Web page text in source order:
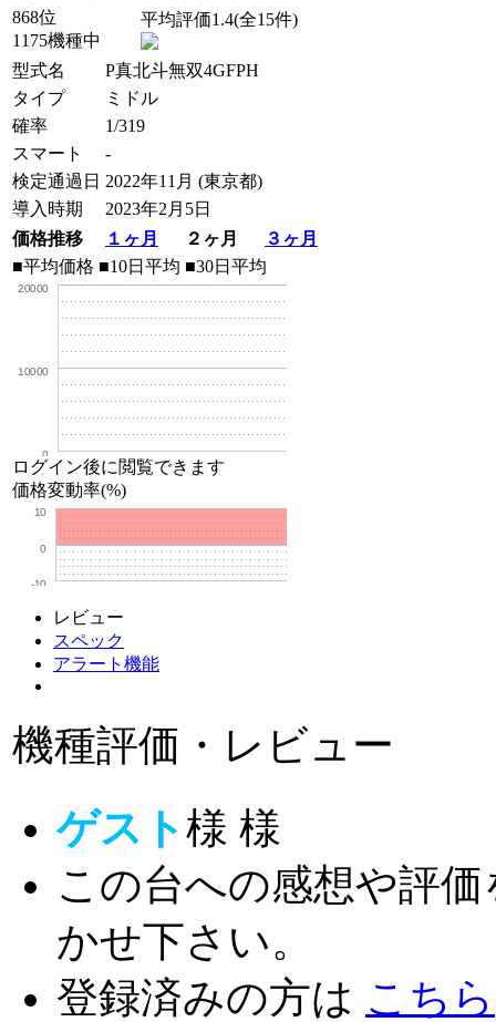
868位
1175機種中
平均評価1.4(全15件)
型式名
P真北斗無双4GFPH
タイプ
ミドル
確率
1/319
スマート
-
検定通過日 2022年11月 (東京都)
導入時期
2023年2月5日
価格推移
１ヶ月 ２ヶ月
３ヶ月
■平均価格 ■10日平均 ■30日平均
0
10000
20000
ログイン後に閲覧できます
価格変動率(%)
-10
0
10
レビュー
スペック
アラート機能
機種評価・レビュー
ゲスト様 様
この台への感想や評価
かせ下さい。
登録済みの方は こちら